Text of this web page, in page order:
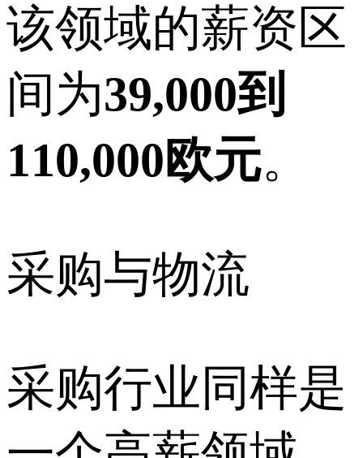
该领域的薪资区
间为39,000到
110,000欧元。
采购与物流
采购行业同样是